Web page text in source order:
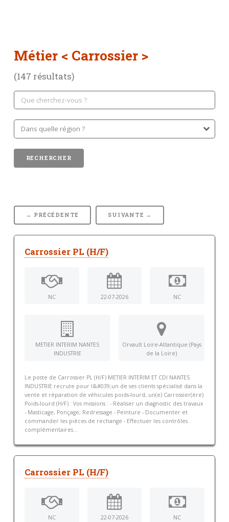
Métier < Carrossier >
(147 résultats)
← PRÉCÉDENTE SUIVANTE →
Carrossier PL (H/F)
NC 22-07-2026 NC
METIER INTERIM NANTES
INDUSTRIE
Orvault Loire-Atlantique (Pays
de la Loire)
Le poste de Carrossier PL (H/F) METIER INTERIM ET CDI NANTES
INDUSTRIE recrute pour l&#039;un de ses clients spécialisé dans la
vente et réparation de véhicules poids-lourd, un(e) Carrossier(ère)
Poids-lourd (H/F) : Vos missions : - Réaliser un diagnostic des travaux
- Masticage, Ponçage, Redressage - Peinture - Documenter et
commander les pièces de rechange - Effectuer les contrôles
complémentaires...
Carrossier PL (H/F)
NC 22-07-2026 NC